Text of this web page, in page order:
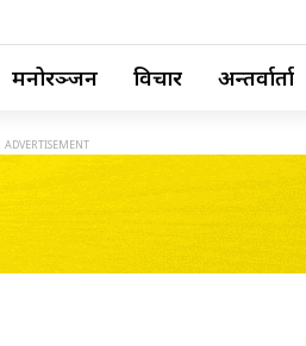
मनोरञ्जन विचार अन्तर्वार्ता